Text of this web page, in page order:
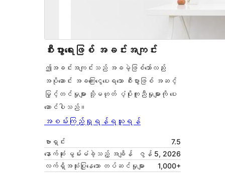
စီးပွားရေးဖြစ် အခင်းအကျင်း
ဤအခင်းအကျင်းသည် အခမဲ့ဖြစ်သော်လည်း
အပိုဆောင်း အခကြေးငွေပေးရသော စီးပွားဖြစ် အဆင့်
မြှင့်တင်မှုများ သို့မဟုတ် ပံ့ပိုးကူညီမှုများကို ပေး
ဆောင်ပါသည်။
အစမ်းကြည့်ရှုရန် ရယူရန်
ဗားရှင်း
7.5
နောက်ဆုံး မွမ်းမံခဲ့သည့် အချိန်
ဇွန် 5, 2026
လက်ရှိအသုံးပြုနေသော တပ်ဆင်မှုများ
1,000+